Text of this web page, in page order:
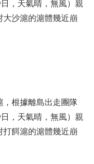
日，天氣晴，無風）親
大沙滬的滬體幾近崩
，根據離島出走團隊
日，天氣晴，無風）親
打餌滬的滬體幾近崩